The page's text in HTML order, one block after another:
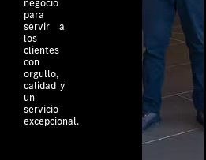
para
servir a
los
clientes
con
orgullo,
calidad y
un
servicio
excepcional.